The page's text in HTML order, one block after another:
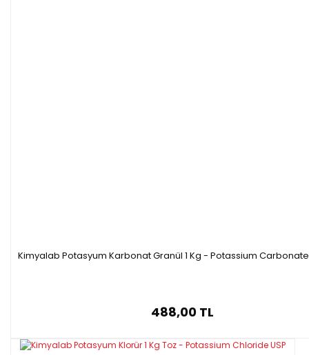
Kimyalab Potasyum Karbonat Granül 1 Kg - Potassium
488,00 TL